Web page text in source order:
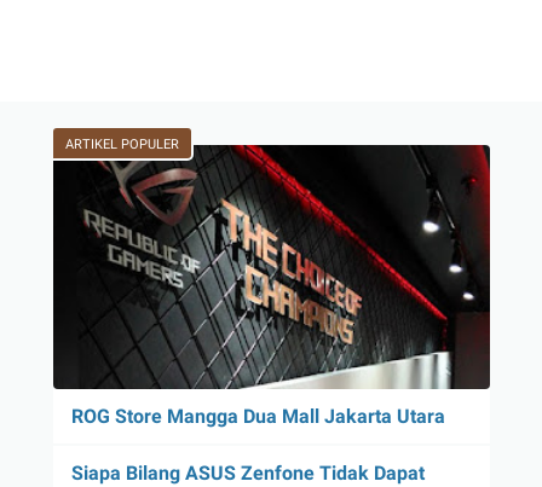
ARTIKEL POPULER
ROG Store Mangga Dua Mall Jakarta Utara
Siapa Bilang ASUS Zenfone Tidak Dapat